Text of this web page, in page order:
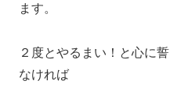
ます。
２度とやるまい！と心に
なければ